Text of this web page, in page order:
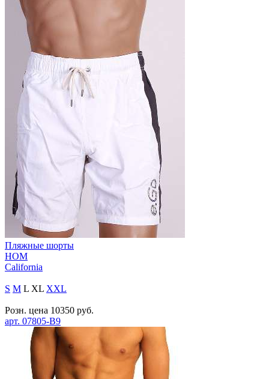
Пляжные шорты
HOM
California
S M L XL XXL
Розн. цена 10350 руб.
арт. 07805-B9